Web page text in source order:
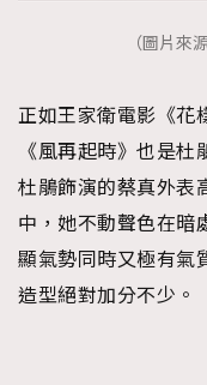
（圖片來
正如王家衛電影《花
《風再起時》也是杜
杜鵑飾演的蔡真外表
中，她不動聲色在暗
顯氣勢同時又極有氣
造型絕對加分不少。